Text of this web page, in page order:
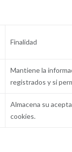
Finalidad
Mantiene la
registrados y si
Almacena su
cookies.